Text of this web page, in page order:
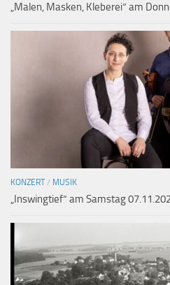
„Malen, Masken, Kleberei“ am
KONZERT/ MUSIK
„Inswingtief“ am Samstag